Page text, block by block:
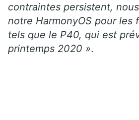
contraintes persistent,
notre HarmonyOS pour les
tels que le P40, qui est
printemps 2020 ».